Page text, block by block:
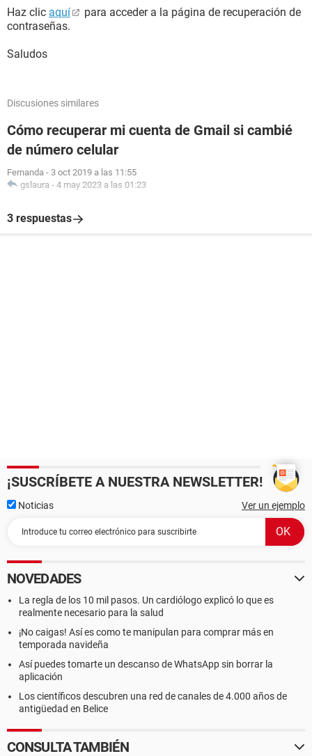
Haz clic aquí
para acceder a la página de recuperación de
contraseñas.
Saludos
Discusiones similares
Cómo recuperar mi cuenta de Gmail si cambié
de número celular
Fernanda - 3 oct 2019 a las 11:55
gslaura - 4 may 2023 a las 01:23
3 respuestas
¡SUSCRÍBETE A NUESTRA NEWSLETTER!
Noticias Ver un ejemplo
NOVEDADES
La regla de los 10 mil pasos. Un cardiólogo explicó lo que es
realmente necesario para la salud
¡No caigas! Así es como te manipulan para comprar más en
temporada navideña
Así puedes tomarte un descanso de WhatsApp sin borrar la
aplicación
Los científicos descubren una red de canales de 4.000 años de
antigüedad en Belice
CONSULTA TAMBIÉN